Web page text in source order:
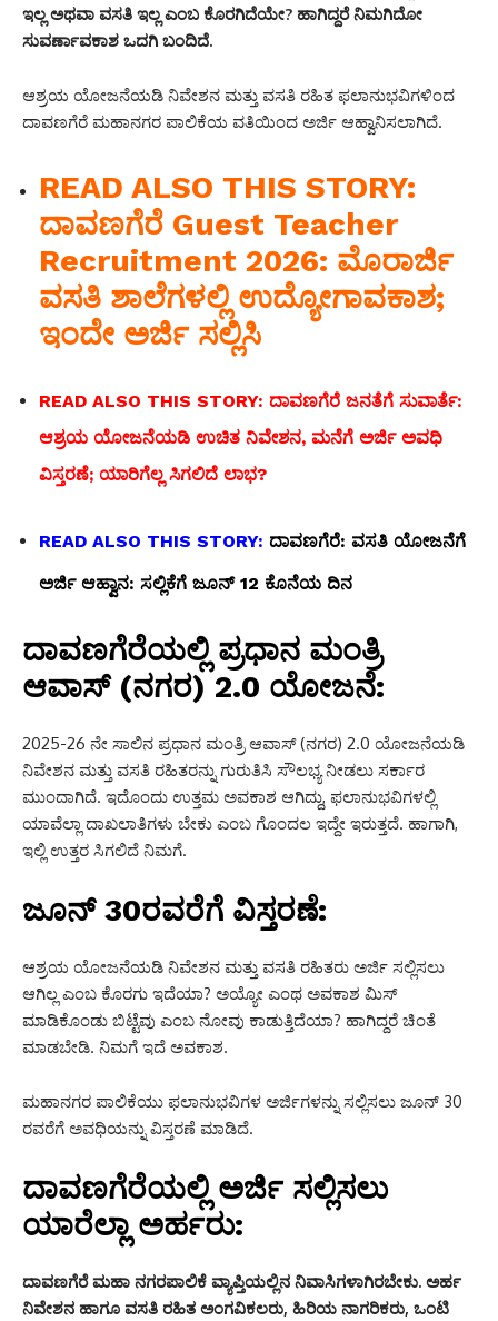
ಇಲ್ಲ ಅಥವಾ ವಸತಿ ಇಲ್ಲ ಎಂಬ ಕೊರಗಿದೆಯೇ? ಹಾಗಿದ್ದರೆ ನಿಮಗಿದೋ
ಸುವರ್ಣಾವಕಾಶ ಒದಗಿ ಬಂದಿದೆ.
ಆಶ್ರಯ ಯೋಜನೆಯಡಿ ನಿವೇಶನ ಮತ್ತು ವಸತಿ ರಹಿತ ಫಲಾನುಭವಿಗಳಿಂದ
ದಾವಣಗೆರೆ ಮಹಾನಗರ ಪಾಲಿಕೆಯ ವತಿಯಿಂದ ಅರ್ಜಿ ಆಹ್ವಾನಿಸಲಾಗಿದೆ.
READ ALSO THIS STORY:
ದಾವಣಗೆರೆ Guest Teacher
Recruitment 2026: ಮೊರಾರ್ಜಿ
ವಸತಿ ಶಾಲೆಗಳಲ್ಲಿ ಉದ್ಯೋಗಾವಕಾಶ;
ಇಂದೇ ಅರ್ಜಿ ಸಲ್ಲಿಸಿ
READ ALSO THIS STORY: ದಾವಣಗೆರೆ ಜನತೆಗೆ ಸುವಾರ್ತೆ:
ಆಶ್ರಯ ಯೋಜನೆಯಡಿ ಉಚಿತ ನಿವೇಶನ, ಮನೆಗೆ ಅರ್ಜಿ ಅವಧಿ
ವಿಸ್ತರಣೆ; ಯಾರಿಗೆಲ್ಲ ಸಿಗಲಿದೆ ಲಾಭ?
READ ALSO THIS STORY: ದಾವಣಗೆರೆ: ವಸತಿ ಯೋಜನೆಗೆ
ಅರ್ಜಿ ಆಹ್ವಾನ: ಸಲ್ಲಿಕೆಗೆ ಜೂನ್ 12 ಕೊನೆಯ ದಿನ
ದಾವಣಗೆರೆಯಲ್ಲಿ ಪ್ರಧಾನ ಮಂತ್ರಿ
ಆವಾಸ್ (ನಗರ) 2.0 ಯೋಜನೆ:
2025-26 ನೇ ಸಾಲಿನ ಪ್ರಧಾನ ಮಂತ್ರಿ ಆವಾಸ್ (ನಗರ) 2.0 ಯೋಜನೆಯಡಿ
ನಿವೇಶನ ಮತ್ತು ವಸತಿ ರಹಿತರನ್ನು ಗುರುತಿಸಿ ಸೌಲಭ್ಯ ನೀಡಲು ಸರ್ಕಾರ
ಮುಂದಾಗಿದೆ. ಇದೊಂದು ಉತ್ತಮ ಅವಕಾಶ ಆಗಿದ್ದು, ಫಲಾನುಭವಿಗಳಲ್ಲಿ
ಯಾವೆಲ್ಲಾ ದಾಖಲಾತಿಗಳು ಬೇಕು ಎಂಬ ಗೊಂದಲ ಇದ್ದೇ ಇರುತ್ತದೆ. ಹಾಗಾಗಿ,
ಇಲ್ಲಿ ಉತ್ತರ ಸಿಗಲಿದೆ ನಿಮಗೆ.
ಜೂನ್ 30ರವರೆಗೆ ವಿಸ್ತರಣೆ:
ಆಶ್ರಯ ಯೋಜನೆಯಡಿ ನಿವೇಶನ ಮತ್ತು ವಸತಿ ರಹಿತರು ಅರ್ಜಿ ಸಲ್ಲಿಸಲು
ಆಗಿಲ್ಲ ಎಂಬ ಕೊರಗು ಇದೆಯಾ? ಅಯ್ಯೋ ಎಂಥ ಅವಕಾಶ ಮಿಸ್
ಮಾಡಿಕೊಂಡು ಬಿಟ್ಟೆವು ಎಂಬ ನೋವು ಕಾಡುತ್ತಿದೆಯಾ? ಹಾಗಿದ್ದರೆ ಚಿಂತೆ
ಮಾಡಬೇಡಿ. ನಿಮಗೆ ಇದೆ ಅವಕಾಶ.
ಮಹಾನಗರ ಪಾಲಿಕೆಯು ಫಲಾನುಭವಿಗಳ ಅರ್ಜಿಗಳನ್ನು ಸಲ್ಲಿಸಲು ಜೂನ್‌ 30
ರವರೆಗೆ ಅವಧಿಯನ್ನು ವಿಸ್ತರಣೆ ಮಾಡಿದೆ.
ದಾವಣಗೆರೆಯಲ್ಲಿ ಅರ್ಜಿ ಸಲ್ಲಿಸಲು
ಯಾರೆಲ್ಲಾ ಅರ್ಹರು:
ದಾವಣಗೆರೆ ಮಹಾ ನಗರಪಾಲಿಕೆ ವ್ಯಾಪ್ತಿಯಲ್ಲಿನ ನಿವಾಸಿಗಳಾಗಿರಬೇಕು. ಅರ್ಹ
ನಿವೇಶನ ಹಾಗೂ ವಸತಿ ರಹಿತ ಅಂಗವಿಕಲರು, ಹಿರಿಯ ನಾಗರಿಕರು, ಒಂಟಿ